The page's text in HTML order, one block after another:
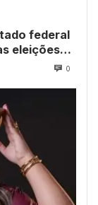
federal
eleições
0